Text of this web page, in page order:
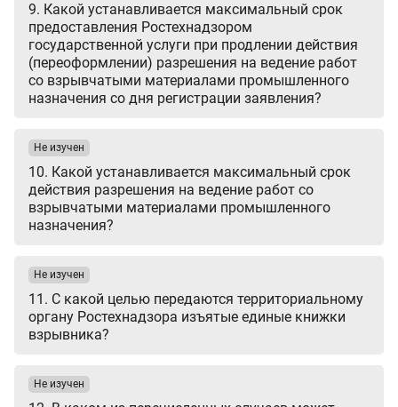
9. Какой устанавливается максимальный срок
предоставления Ростехнадзором
государственной услуги при продлении действия
(переоформлении) разрешения на ведение работ
со взрывчатыми материалами промышленного
назначения со дня регистрации заявления?
10. Какой устанавливается максимальный срок
действия разрешения на ведение работ со
взрывчатыми материалами промышленного
назначения?
Не изучен
11. С какой целью передаются территориальному
органу Ростехнадзора изъятые единые книжки
взрывника?
Не изучен
Не изучен